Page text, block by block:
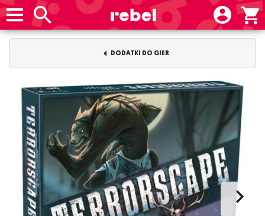
DODATKI DO GIER